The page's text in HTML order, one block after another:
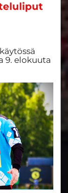
9. elokuuta